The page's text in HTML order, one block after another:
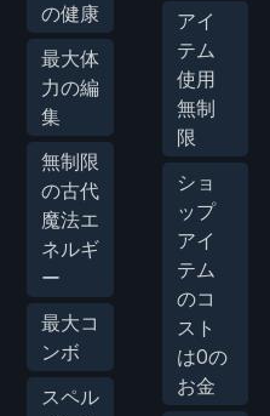
の健康
最大体
力の編
集
無制限
の古代
魔法エ
ネルギ
ー
最大コ
ンボ
スペル
アイ
テム
使用
無制
限
ショ
ップ
アイ
テム
のコ
スト
は0の
お金